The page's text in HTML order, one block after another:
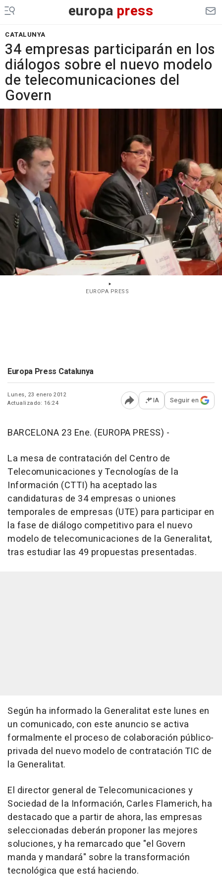
europa press
CATALUNYA
34 empresas participarán en los
diálogos sobre el nuevo modelo
de telecomunicaciones del
Govern
EUROPA PRESS
Europa Press Catalunya
Lunes, 23 enero 2012
Actualizado: 16:24
Abrir opciones para
IA Seguir en
BARCELONA 23 Ene. (EUROPA PRESS) -
La mesa de contratación del Centro de
Telecomunicaciones y Tecnologías de la
Información (CTTI) ha aceptado las
candidaturas de 34 empresas o uniones
temporales de empresas (UTE) para participar en
la fase de diálogo competitivo para el nuevo
modelo de telecomunicaciones de la Generalitat,
tras estudiar las 49 propuestas presentadas.
Según ha informado la Generalitat este lunes en
un comunicado, con este anuncio se activa
formalmente el proceso de colaboración público-
privada del nuevo modelo de contratación TIC de
la Generalitat.
El director general de Telecomunicaciones y
Sociedad de la Información, Carles Flamerich, ha
destacado que a partir de ahora, las empresas
seleccionadas deberán proponer las mejores
soluciones, y ha remarcado que "el Govern
manda y mandará" sobre la transformación
tecnológica que está haciendo.